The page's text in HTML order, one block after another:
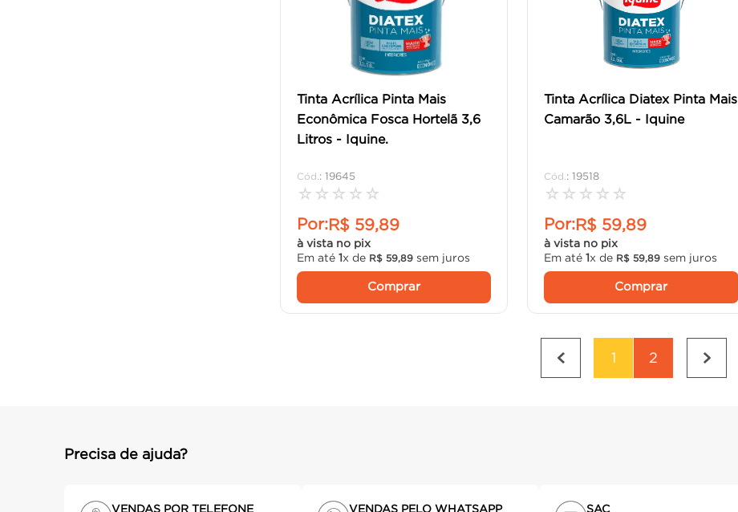
Tinta Acrílica Pinta Mais
Econômica Fosca Hortelã 3,6
Litros - Iquine.
: 19645
☆ ☆ ☆ ☆ ☆
Por:R$ 59,89
à vista no pix
Em até 1x de R$ 59, 89sem juros
Comprar
Tinta Acrílica Diatex Pinta Mais
Camarão 3,6L - Iquine
:19518
☆ ☆ ☆ ☆ ☆
Por:R$ 59,89
à vista no pix
Em até1x de R$ 59 ,89 sem juros
Comprar
1 2
Precisa de ajuda?
VENDAS POR TELEFONE VENDAS PELO WHATSAPP SAC